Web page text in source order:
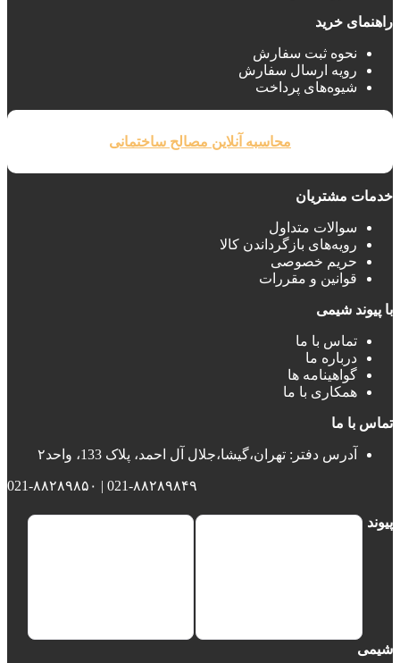
راهنمای خرید
نحوه ثبت سفارش
رویه ارسال سفارش
شیوه‌های پرداخت
محاسبه آنلاین مصالح ساختمانی
خدمات مشتریان
سوالات متداول
رویه‌های بازگرداندن کالا
حریم خصوصی
قوانین و مقررات
با پیوند شیمی
تماس با ما
درباره ما
گواهینامه ها
همکاری با ما
تماس با ما
آدرس دفتر: تهران،گیشا،جلال آل احمد، پلاک 133، واحد۲
021-۸۸۲۸۹۸۴۹ | 021-۸۸۲۸۹۸۵۰
پیوند
شیمی